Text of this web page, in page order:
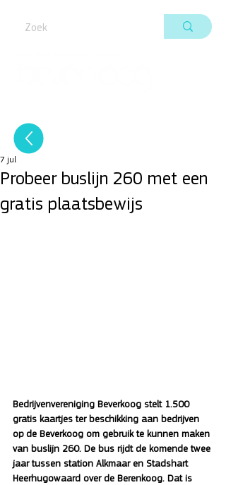
Probeer buslijn 260 met een
gratis plaatsbewijs
7 jul
Bedrijvenvereniging Beverkoog stelt 1.500
gratis kaartjes ter beschikking aan bedrijven
op de Beverkoog om gebruik te kunnen maken
van buslijn 260. De bus rijdt de komende twee
jaar tussen station Alkmaar en Stadshart
Heerhugowaard over de Berenkoog. Dat is